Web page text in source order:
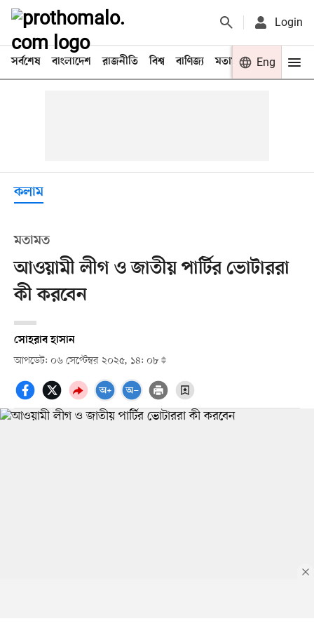
Login
সর্বশেষ বাংলাদেশ রাজনীতি বিশ্ব বাণিজ্য মতামত খেলা
Eng
কলাম
মতামত
আওয়ামী লীগ ও জাতীয় পার্টির ভোটাররা
কী করবেন
সোহরাব হাসান
আপডেট: ০৬ সেপ্টেম্বর ২০২৫, ১৪: ০৮